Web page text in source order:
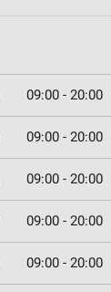
09:00 - 20:00
09:00 - 20:00
09:00 - 20:00
09:00 - 20:00
09:00 - 20:00